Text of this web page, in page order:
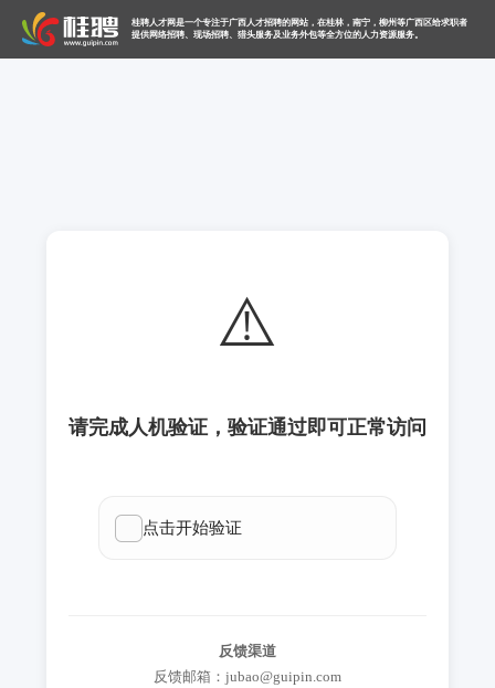
桂聘人才网是一个专注于广西人才招聘的网站，在桂林，南宁，柳州等广西区给求职者
提供网络招聘、现场招聘、猎头服务及业务外包等全方位的人力资源服务。
⚠️
请完成人机验证，验证通过即可正常访问
反馈渠道
反馈邮箱：jubao@guipin.com